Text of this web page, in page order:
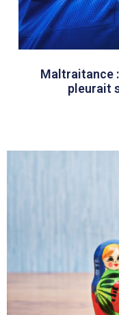
Maltraitance
pleurait